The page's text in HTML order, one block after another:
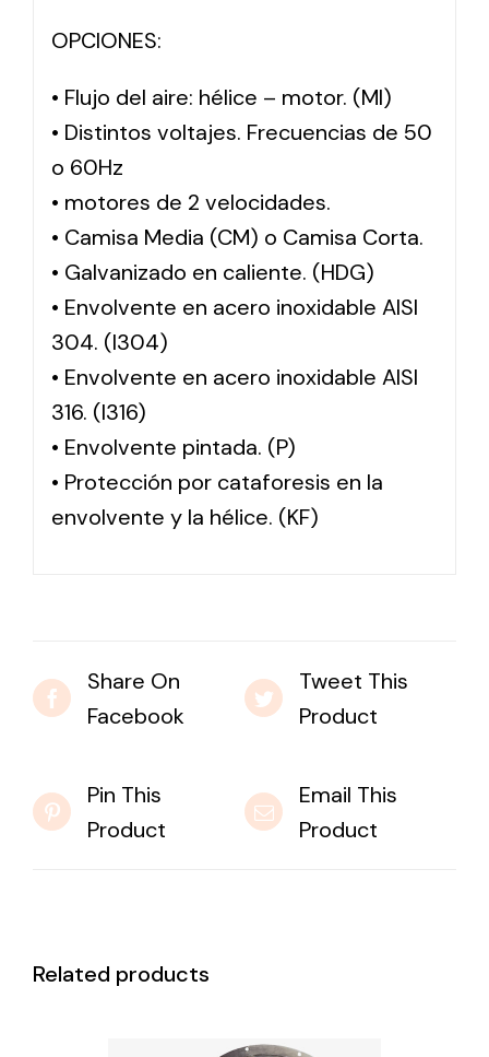
OPCIONES:
• Flujo del aire: hélice – motor. (MI)
• Distintos voltajes. Frecuencias de 50
o 60Hz
• motores de 2 velocidades.
• Camisa Media (CM) o Camisa Corta.
• Galvanizado en caliente. (HDG)
• Envolvente en acero inoxidable AISI
304. (I304)
• Envolvente en acero inoxidable AISI
316. (I316)
• Envolvente pintada. (P)
• Protección por cataforesis en la
envolvente y la hélice. (KF)
Share On
Facebook
Tweet This
Product
Pin This
Product
Email This
Product
Related products